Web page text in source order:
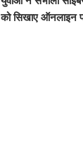
को सिखाए ऑनलाइन